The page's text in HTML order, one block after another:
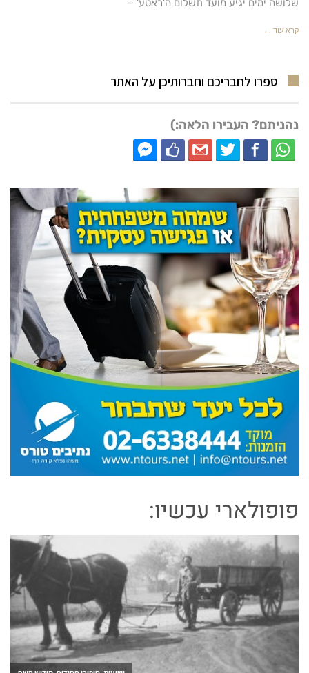
שלושה ימים יגיע מועד תשלום ה'ראטע' –
קרא עוד ←
ספרו לחבריכם וחברותיכן על האתר
נהניתם? העבירו הלאה:)
פופולארי עכשיו: